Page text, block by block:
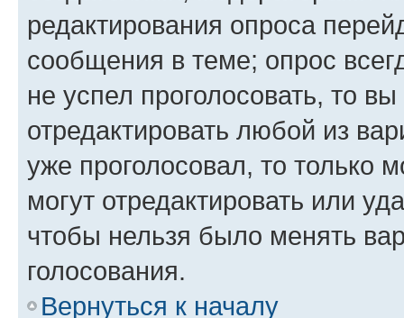
редактирования опроса
сообщения в теме; опрос
не успел проголосовать, то
отредактировать любой из
уже проголосовал, то только
могут отредактировать или
чтобы нельзя было менять
голосования.
Вернуться к началу